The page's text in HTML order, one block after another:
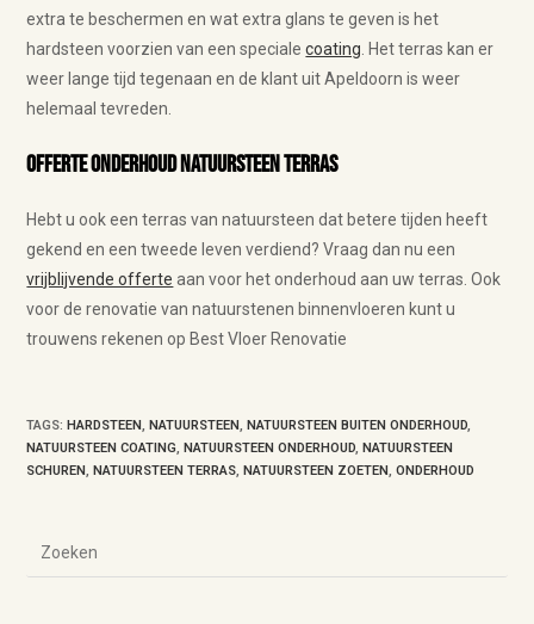
extra te beschermen en wat extra glans te geven is het
hardsteen voorzien van een specialecoating . Het terras kan er
weer lange tijd tegenaan en de klant uit Apeldoorn is weer
helemaal tevreden.
Offerte onderhoud natuursteen terras
Hebt u ook een terras van natuursteen dat betere tijden heeft
gekend en een tweede leven verdiend? Vraag dan nu een
vrijblijvende offerte aan voor het onderhoud aan uw terras. Ook
voor de renovatie van natuurstenen binnenvloeren kunt u
trouwens rekenen op Best Vloer Renovatie
TAGS:HARDSTEEN, NATUURSTEEN, NATUURSTEEN BUITEN ONDERHOUD,
NATUURSTEEN COATING, NATUURSTEEN ONDERHOUD, NATUURSTEEN
SCHUREN, NATUURSTEEN TERRAS, NATUURSTEEN ZOETEN, ONDERHOUD